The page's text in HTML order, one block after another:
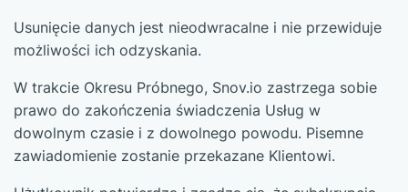
Usunięcie danych jest nieodwracalne i nie przewiduje
możliwości ich odzyskania.
W trakcie Okresu Próbnego, Snov.io zastrzega sobie
prawo do zakończenia świadczenia Usług w
dowolnym czasie i z dowolnego powodu. Pisemne
zawiadomienie zostanie przekazane Klientowi.